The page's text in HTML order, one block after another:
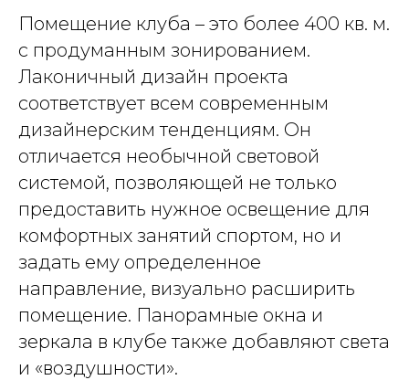
Помещение клуба – это более 400 кв. м.
с продуманным зонированием.
Лаконичный дизайн проекта
соответствует всем современным
дизайнерским тенденциям. Он
отличается необычной световой
системой, позволяющей не только
предоставить нужное освещение для
комфортных занятий спортом, но и
задать ему определенное
направление, визуально расширить
помещение. Панорамные окна и
зеркала в клубе также добавляют света
и «воздушности».